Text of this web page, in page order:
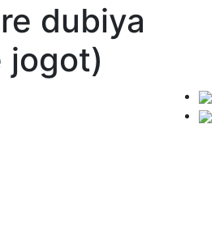
dubiya
jogot)